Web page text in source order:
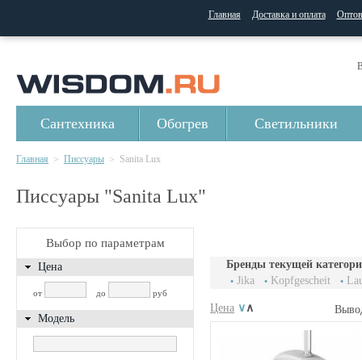
Главная Доставка и оплата
Сантехника Обогрев Светильники
Главная > Писсуары > Sanita Lux
Писсуары "Sanita Lux"
Выбор по параметрам
Цена
от до руб
Модель
Бренды текущей
Jika
Kopfgescheit
Цена ∨ ∧